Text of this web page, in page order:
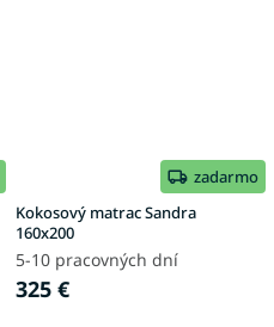
zadarmo
Kokosový matrac Sandra
160x200
5-10 pracovných dní
325 €